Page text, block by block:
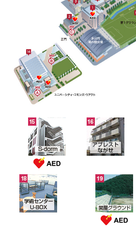
グラウンド
S-café（喫茶）
ユニバーシティ・コモンズ リアクト
S-dorm（男子学生寮）
女子学生指定マンション （アブレストながせ）
学生会館
学術センターU-BOX
関屋グラウンド